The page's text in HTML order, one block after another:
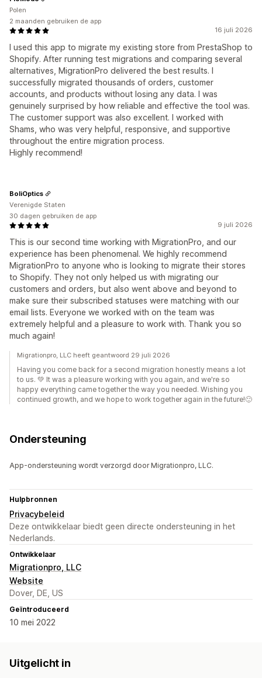
16 juli 2026
I used this app to migrate my existing store from PrestaShop to
Shopify. After running test migrations and comparing several
alternatives, MigrationPro delivered the best results. I
successfully migrated thousands of orders, customer
accounts, and products without losing any data. I was
genuinely surprised by how reliable and effective the tool was.
The customer support was also excellent. I worked with
Shams, who was very helpful, responsive, and supportive
throughout the entire migration process.
Highly recommend!
Polen
2 maanden gebruiken de app
9 juli 2026
This is our second time working with MigrationPro, and our
experience has been phenomenal. We highly recommend
MigrationPro to anyone who is looking to migrate their stores
to Shopify. They not only helped us with migrating our
customers and orders, but also went above and beyond to
make sure their subscribed statuses were matching with our
email lists. Everyone we worked with on the team was
extremely helpful and a pleasure to work with. Thank you so
much again!
BoliOptics
Verenigde Staten
30 dagen gebruiken de app
Migrationpro, LLC heeft geantwoord 29 juli 2026
Having you come back for a second migration honestly means a lot
to us. 💚 It was a pleasure working with you again, and we're so
happy everything came together the way you needed. Wishing you
continued growth, and we hope to work together again in the future!🙂
Ondersteuning
App-ondersteuning wordt verzorgd door Migrationpro, LLC.
Hulpbronnen
Privacybeleid
Deze ontwikkelaar biedt geen directe ondersteuning in het
Nederlands.
Ontwikkelaar
Migrationpro, LLC
Website
Dover, DE, US
Geïntroduceerd
10 mei 2022
Uitgelicht in